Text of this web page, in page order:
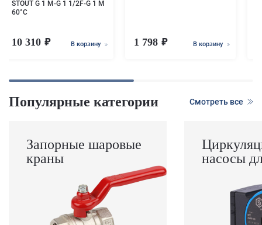
STOUT G 1 М-G 1 1/2F-G 1 M
60°С
10 310 В корзину 1 798 В корзину
Популярные категории Смотреть все
Запорные шаровые
краны
насосы